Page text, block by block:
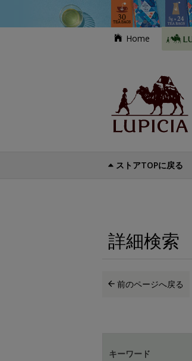
Home
ストアTOPに戻る
詳細検索
前のページへ戻る
キーワード